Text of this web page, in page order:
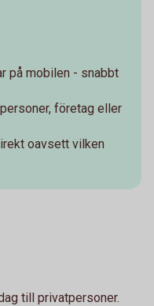
på mobilen - snabbt
företag eller
oavsett vilken
till privatpersoner.